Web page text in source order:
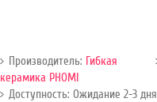
Производитель: Гибкая
керамика РНОMI
Доступность: Ожидание 2-3 дня